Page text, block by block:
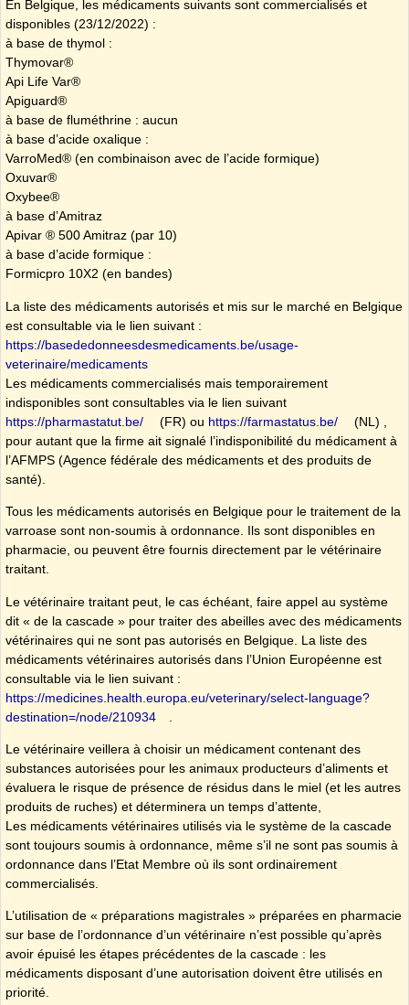
En Belgique, les médicaments suivants sont commercialisés et
disponibles (23/12/2022) :
à base de thymol :
Thymovar®
Api Life Var®
Apiguard®
à base de fluméthrine : aucun
à base d’acide oxalique :
VarroMed® (en combinaison avec de l’acide formique)
Oxuvar®
Oxybee®
à base d’Amitraz
Apivar ® 500 Amitraz (par 10)
à base d’acide formique :
Formicpro 10X2 (en bandes)
La liste des médicaments autorisés et mis sur le marché en Belgique
est consultable via le lien suivant :
https://basededonneesdesmedicaments.be/usage-
veterinaire/medicaments
Les médicaments commercialisés mais temporairement
indisponibles sont consultables via le lien suivant
https://pharmastatut.be/
(FR) ou https://farmastatus.be/
(NL) ,
pour autant que la firme ait signalé l’indisponibilité du médicament à
l’AFMPS (Agence fédérale des médicaments et des produits de
santé).
Tous les médicaments autorisés en Belgique pour le traitement de la
varroase sont non-soumis à ordonnance. Ils sont disponibles en
pharmacie, ou peuvent être fournis directement par le vétérinaire
traitant.
Le vétérinaire traitant peut, le cas échéant, faire appel au système
dit « de la cascade » pour traiter des abeilles avec des médicaments
vétérinaires qui ne sont pas autorisés en Belgique. La liste des
médicaments vétérinaires autorisés dans l’Union Européenne est
consultable via le lien suivant :
https://medicines.health.europa.eu/veterinary/select-language?
destination=/node/210934
Le vétérinaire veillera à choisir un médicament contenant des
substances autorisées pour les animaux producteurs d’aliments et
évaluera le risque de présence de résidus dans le miel (et les autres
produits de ruches) et déterminera un temps d’attente,
Les médicaments vétérinaires utilisés via le système de la cascade
sont toujours soumis à ordonnance, même s’il ne sont pas soumis à
ordonnance dans l’Etat Membre où ils sont ordinairement
commercialisés.
L’utilisation de « préparations magistrales » préparées en pharmacie
sur base de l’ordonnance d’un vétérinaire n’est possible qu’après
avoir épuisé les étapes précédentes de la cascade : les
médicaments disposant d’une autorisation doivent être utilisés en
priorité.